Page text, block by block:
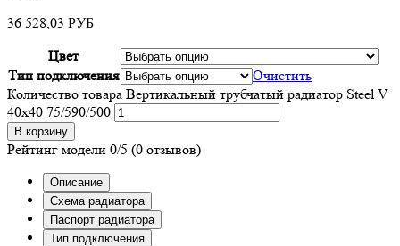
36 528,03 РУБ
Цвет
Тип подключения
Очистить
Количество товара Вертикальный трубчатый радиатор Steel V
40х40 75/590/500
В корзину
Рейтинг модели 0/5 (0 отзывов)
Описание
Схема радиатора
Паспорт радиатора
Тип подключения